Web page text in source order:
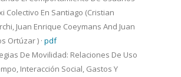
Colectivo En Santiago (Cristian
Juan Enrique Coeymans And Juan
Ortúzar ) · pdf
De Movilidad: Relaciones De Uso
Interacción Social, Gastos Y